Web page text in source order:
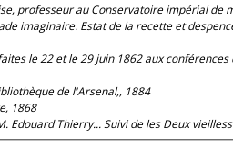
professeur au Conservatoire impérial
imaginaire. Estat de la recette et
le 22 et le 29 juin 1862 aux
de l'Arsenal,, 1884
, 1868
Edouard Thierry... Suivi de les Deux